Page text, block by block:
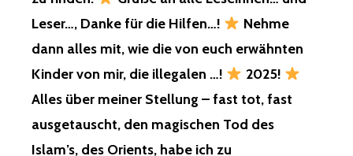
2026,
WURDE
DIE
KINDER,
Leser…, Danke für die Hilfen…!
Nehme
dann alles mit, wie die von euch erwähnten
Kinder von mir, die illegalen …!
2025!
Alles über meiner Stellung – fast tot, fast
ausgetauscht, den magischen Tod des
Islam’s, des Orients, habe ich zu